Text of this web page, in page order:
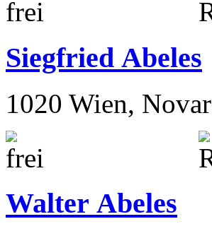
Siegfried Abeles
1020 Wien,
Walter Abeles